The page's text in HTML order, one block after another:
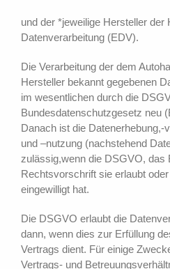
und der *jeweilige Hersteller der
Datenverarbeitung (EDV).
Die Verarbeitung der dem
Hersteller bekannt gegebenen
im wesentlichen durch die
Bundesdatenschutzgesetz neu
Danach ist die Datenerhebung,-
und –nutzung (nachstehend
zulässig,wenn die DSGVO, das
Rechtsvorschrift sie erlaubt
eingewilligt hat.
Die DSGVO erlaubt die
dann, wenn dies zur Erfüllung
Vertrags dient. Für einige
Vertrags- und